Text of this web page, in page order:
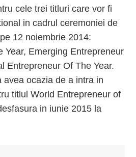
cele trei titluri care vor fi
in cadrul ceremoniei de
12 noiembrie 2014:
Year, Emerging Entrepreneur
Entrepreneur Of The Year.
avea ocazia de a intra in
titlul World Entrepreneur of
in iunie 2015 la